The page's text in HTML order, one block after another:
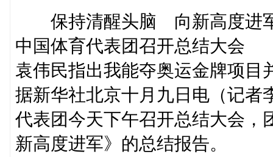
保持清醒头脑 向新高度进
中国体育代表团召开总结大会
袁伟民指出我能夺奥运金牌项目
据新华社北京十月九日电（记者
代表团今天下午召开总结大会，
新高度进军》的总结报告。